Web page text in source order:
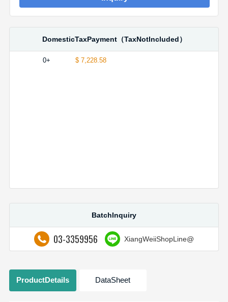
DomesticTaxPayment（TaxNotIncluded）
0+ $ 7,228.58
BatchInquiry
03-3359956 XiangWeiiShopLine@
ProductDetails DataSheet